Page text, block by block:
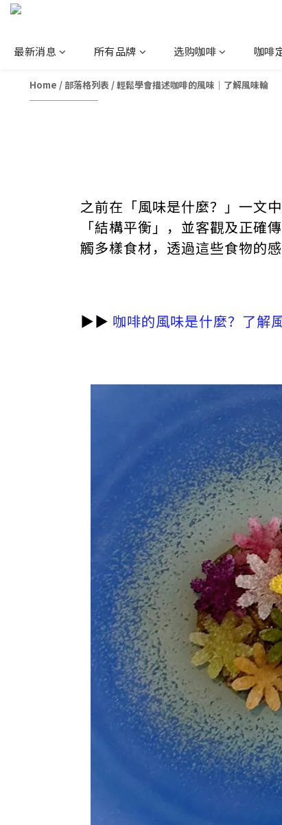
最新消息 所有品牌 选购咖啡 咖啡
Home / 部落格列表 /輕鬆學會描述咖啡的風味｜了解風味輪
之前在「風味是什麼？」一文
「結構平衡」，並客觀及正確
觸多樣食材，透過這些食物的
▶︎▶︎ 咖啡的風味是什麼？了解